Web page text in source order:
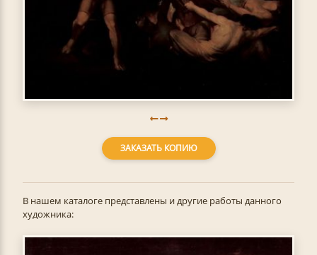
ЗАКАЗАТЬ КОПИЮ
В нашем каталоге представлены и другие работы данного
художника: